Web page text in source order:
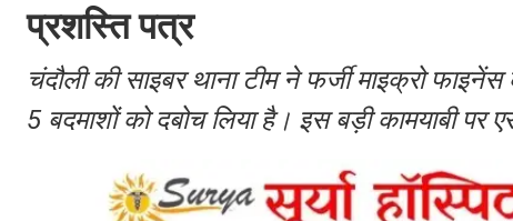
प्रशस्ति पत्र
चंदौली की साइबर थाना टीम ने फर्जी माइक्रो
5 बदमाशों को दबोच लिया है। इस बड़ी कामयाबी पर